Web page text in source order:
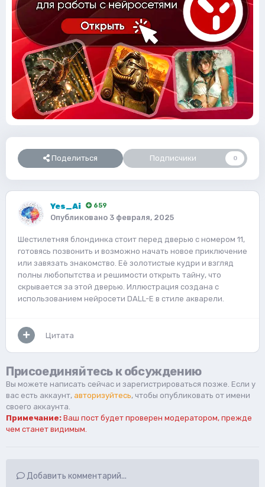
Поделиться Подписчики 0
Yes_Ai 659
Опубликовано 3 февраля, 2025
Шестилетняя блондинка стоит перед дверью с номером 11,
готовясь позвонить и возможно начать новое приключение
или завязать знакомство. Её золотистые кудри и взгляд
полны любопытства и решимости открыть тайну, что
скрывается за этой дверью. Иллюстрация создана с
использованием нейросети DALL-E в стиле акварели.
Цитата
Присоединяйтесь к обсуждению
Вы можете написать сейчас и зарегистрироваться позже. Если у
вас есть аккаунт, авторизуйтесь, чтобы опубликовать от имени
своего аккаунта.
Примечание: Ваш пост будет проверен модератором, прежде
чем станет видимым.
Добавить комментарий...